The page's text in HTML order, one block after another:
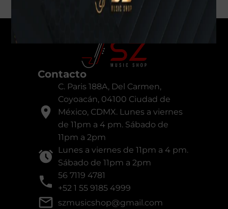
Contacto
C. Paris 188A, Del Carmen,
Coyoacán, 04100 Ciudad de
México, CDMX. Lunes a viernes
de 11pm a 4 pm. Sábado de
11pm a 2pm
Lunes a viernes de 11pm a 4 pm.
Sábado de 11pm a 2pm
56 7119 4781
+52 1 55 9185 4999
szmusicshop@gmail.com